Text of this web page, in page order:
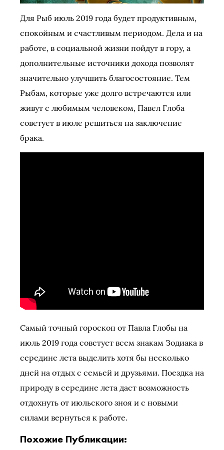
Для Рыб июль 2019 года будет продуктивным,
спокойным и счастливым периодом. Дела и на
работе, в социальной жизни пойдут в гору, а
дополнительные источники дохода позволят
значительно улучшить благосостояние. Тем
Рыбам, которые уже долго встречаются или
живут с любимым человеком, Павел Глоба
советует в июле решиться на заключение
брака.
Самый точный гороскоп от Павла Глобы на
июль 2019 года советует всем знакам Зодиака в
середине лета выделить хотя бы несколько
дней на отдых с семьей и друзьями. Поездка на
природу в середине лета даст возможность
отдохнуть от июльского зноя и с новыми
силами вернуться к работе.
Похожие Публикации: